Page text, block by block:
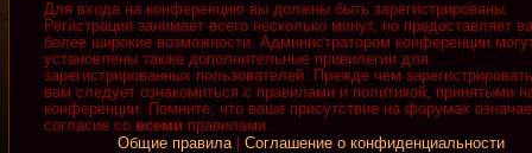
Для входа на конференцию вы должны быть зарегистрированы.
Регистрация занимает всего несколько минут, но предоставляет
более широкие возможности. Администратором конференции
установлены также дополнительные привилегии для
зарегистрированных пользователей. Прежде чем
вам следует ознакомиться с правилами и политикой, принятыми
конференции. Помните, что ваше присутствие на форумах
согласие со всеми правилами.
Общие правила| Соглашение о конфиденциальности